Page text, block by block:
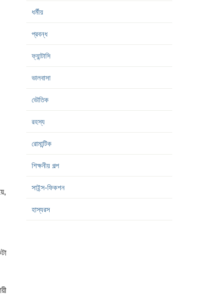
ধর্মীয়
প্রবন্ধ
ফ্যান্টাসি
ভালবাসা
ভৌতিক
রহস্য
রোমান্টিক
শিক্ষনীয় গল্প
সাইন্স-ফিকশন
হাস্যরস